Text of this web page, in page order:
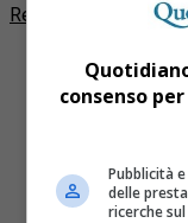
Redazione
Tweet
consenso
Pubblicità
delle
ricerche